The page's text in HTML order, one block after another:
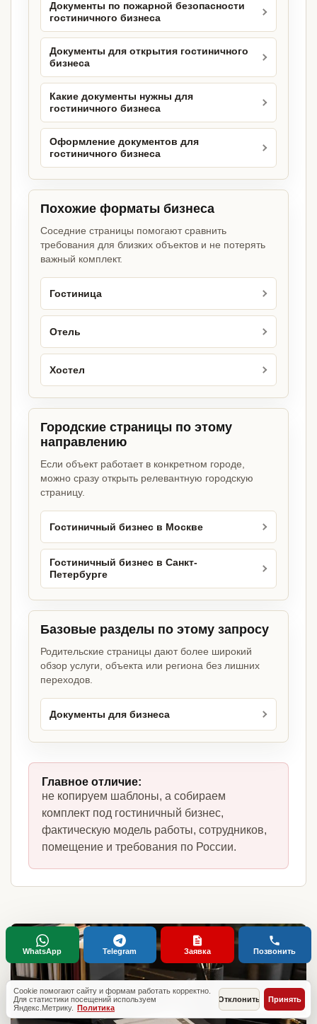
Документы по пожарной безопасности
гостиничного бизнеса
Документы для открытия гостиничного
бизнеса
Какие документы нужны для
гостиничного бизнеса
Оформление документов для
гостиничного бизнеса
Похожие форматы бизнеса
Соседние страницы помогают сравнить
требования для близких объектов и не потерять
важный комплект.
Гостиница
Отель
Хостел
Городские страницы по этому
направлению
Если объект работает в конкретном городе,
можно сразу открыть релевантную городскую
страницу.
Гостиничный бизнес в Москве
Гостиничный бизнес в Санкт-
Петербурге
Базовые разделы по этому запросу
Родительские страницы дают более широкий
обзор услуги, объекта или региона без лишних
переходов.
Документы для бизнеса
Главное отличие:
не копируем шаблоны, а собираем
комплект под гостиничный бизнес,
фактическую модель работы, сотрудников,
помещение и требования по России.
Cookie помогают сайту и формам работать корректно.
Для статистики посещений используем
Яндекс.Метрику. Политика
Отклонить Принять
WhatsApp Telegram Заявка Позвонить